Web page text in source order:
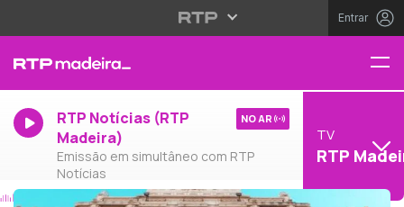
Entrar
RTP Notícias (RTP
Madeira)
Emissão em simultâneo com RTP
Notícias
NO AR
TV
RTP